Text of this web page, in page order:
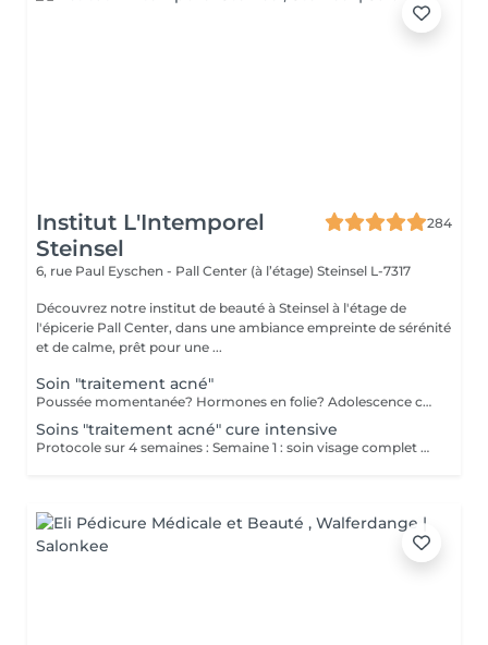
Institut L'Intemporel
Steinsel
284
6, rue Paul Eyschen - Pall Center (à l’étage) Steinsel L-7317
Découvrez notre institut de beauté à Steinsel à l'étage de
l'épicerie Pall Center, dans une ambiance empreinte de sérénité
et de calme, prêt pour une ...
Soin "traitement acné"
Poussée momentanée? Hormones en folie? Adolescence compliquée? Ce soin est pour vous. Le soin visage complet comprend un nettoyage en profondeur de la peau avec vapeur et extraction des comédons, un léger massage suivi de 20' de traitement. LED et un masque apaisant ou purifiant. Le soin flash est conseillé en entretien suite à un soin complet, entre 2 soins par exemple ou si acné plus tenace. Il comprend un nettoyage du visage, un léger massage et le traitement LED 20'. Pourquoi la LED? La puissance de la lumière LED bleue agit rapidement et efficacement pour éliminer l'acné, les imperfections et l'inflammation existantes, sans dessécher la peau. Elle régule également la production de sébum pour prévenir de futures éruptions cutanées, laissant votre peau claire, saine et lisse.
Soins "traitement acné" cure intensive
Protocole sur 4 semaines : Semaine 1 : soin visage complet + un soin flash (espacé de 2 jours minimum) Semaine 2 / 3 et 4 : 2 soins flash (espacé de 2 jours minimum) Descriptif complet : voir "Soin traitement acné"